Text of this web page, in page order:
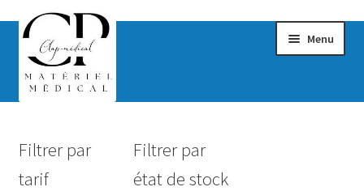
Menu
Hygiène
Filtrer par
tarif
Filtrer par
état de stock